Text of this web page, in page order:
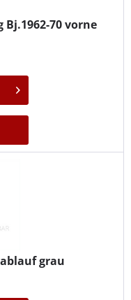
70 vorne
grau